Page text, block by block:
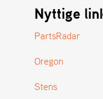
Nyttige
PartsRadar
Oregon
Stens